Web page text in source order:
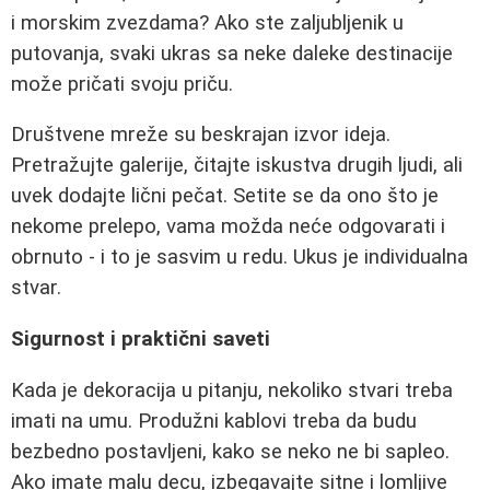
i morskim zvezdama? Ako ste zaljubljenik u
putovanja, svaki ukras sa neke daleke destinacije
može pričati svoju priču.
Društvene mreže su beskrajan izvor ideja.
Pretražujte galerije, čitajte iskustva drugih ljudi, ali
uvek dodajte lični pečat. Setite se da ono što je
nekome prelepo, vama možda neće odgovarati i
obrnuto - i to je sasvim u redu. Ukus je individualna
stvar.
Sigurnost i praktični saveti
Kada je dekoracija u pitanju, nekoliko stvari treba
imati na umu. Produžni kablovi treba da budu
bezbedno postavljeni, kako se neko ne bi sapleo.
Ako imate malu decu, izbegavajte sitne i lomljive